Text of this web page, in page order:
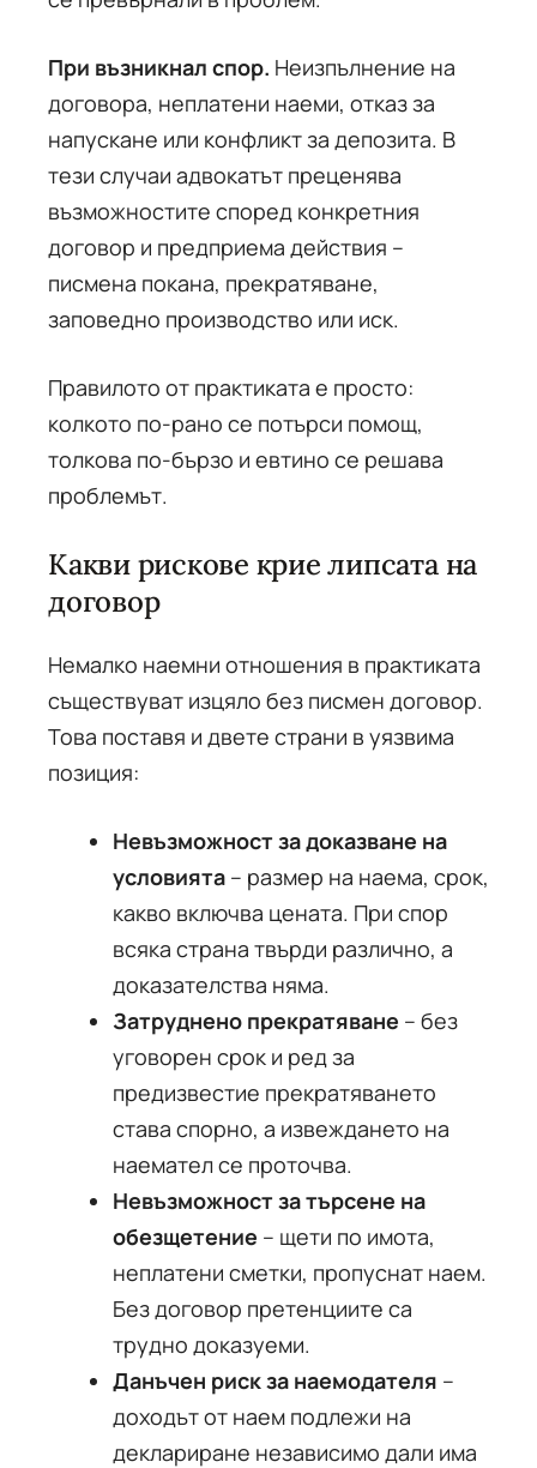
При възникнал спор. Неизпълнение на
договора, неплатени наеми, отказ за
напускане или конфликт за депозита. В
тези случаи адвокатът преценява
възможностите според конкретния
договор и предприема действия –
писмена покана, прекратяване,
заповедно производство или иск.
Правилото от практиката е просто:
колкото по-рано се потърси помощ,
толкова по-бързо и евтино се решава
проблемът.
Какви рискове крие липсата на
договор
Немалко наемни отношения в практиката
съществуват изцяло без писмен договор.
Това поставя и двете страни в уязвима
позиция:
Невъзможност за доказване на
условията – размер на наема, срок,
какво включва цената. При спор
всяка страна твърди различно, а
доказателства няма.
Затруднено прекратяване – без
уговорен срок и ред за
предизвестие прекратяването
става спорно, а извеждането на
наемател се проточва.
Невъзможност за търсене на
обезщетение – щети по имота,
неплатени сметки, пропуснат наем.
Без договор претенциите са
трудно доказуеми.
Данъчен риск за наемодателя –
доходът от наем подлежи на
деклариране независимо дали има